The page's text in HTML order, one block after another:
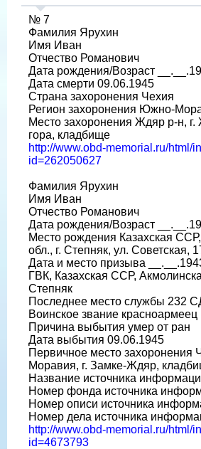
№ 7
Фамилия Ярухин
Имя Иван
Отчество Романович
Дата рождения/Возраст
Дата смерти 09.06.1945
Страна захоронения Чехия
Регион захоронения Южно-
Место захоронения Ждяр р-н,
гора, кладбище
http://www.obd-memorial.ru/html/
id=262050627
Фамилия Ярухин
Имя Иван
Отчество Романович
Дата рождения/Возраст
Место рождения Казахская
обл., г. Степняк, ул. Советская,
Дата и место призыва
ГВК, Казахская ССР,
Степняк
Последнее место службы 232
Воинское звание красноармеец
Причина выбытия умер от ран
Дата выбытия 09.06.1945
Первичное место захоронения
Моравия, г. Замке-Ждяр,
Название источника
Номер фонда источника
Номер описи источника
Номер дела источника
http://www.obd-memorial.ru/html/
id=4673793